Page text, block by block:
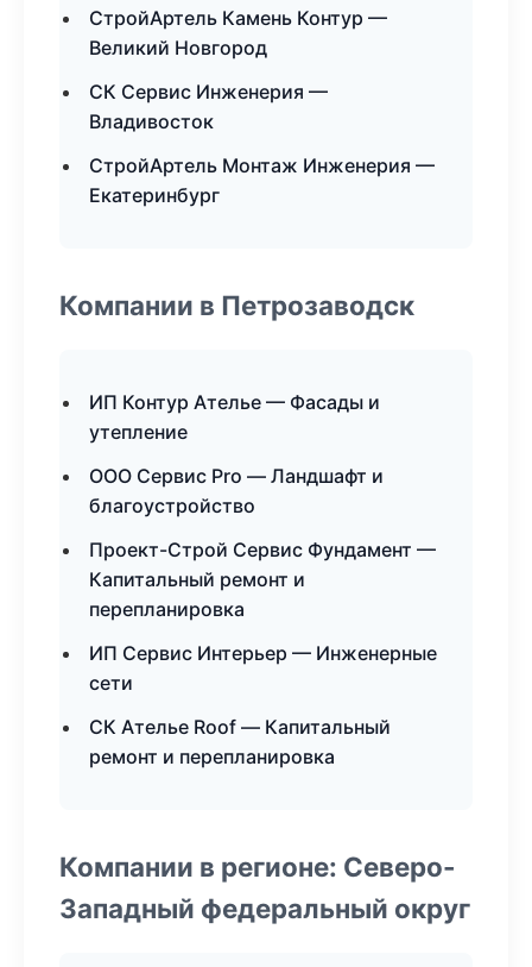
СтройАртель Камень Контур —
Великий Новгород
СК Сервис Инженерия —
Владивосток
СтройАртель Монтаж Инженерия —
Екатеринбург
Компании в Петрозаводск
ИП Контур Ателье — Фасады и
утепление
ООО Сервис Pro — Ландшафт и
благоустройство
Проект-Строй Сервис Фундамент —
Капитальный ремонт и
перепланировка
ИП Сервис Интерьер — Инженерные
сети
СК Ателье Roof — Капитальный
ремонт и перепланировка
Компании в регионе: Северо-
Западный федеральный округ